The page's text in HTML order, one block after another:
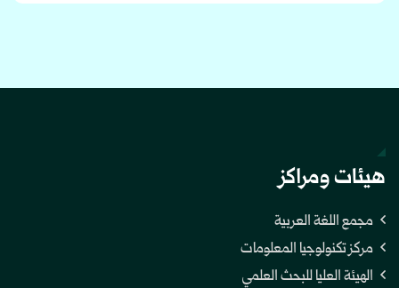
هيئات ومراكز
مجمع اللغة العربية
مركز تكنولوجيا المعلومات
الهيئة العليا للبحث العلمي